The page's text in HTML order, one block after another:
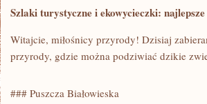
Szlaki turystyczne i ekowycieczki:
Witajcie, miłośnicy przyrody! Dzisiaj
przyrody, gdzie można podziwiać‍ dzikie
###⁤ Puszcza Białowieska